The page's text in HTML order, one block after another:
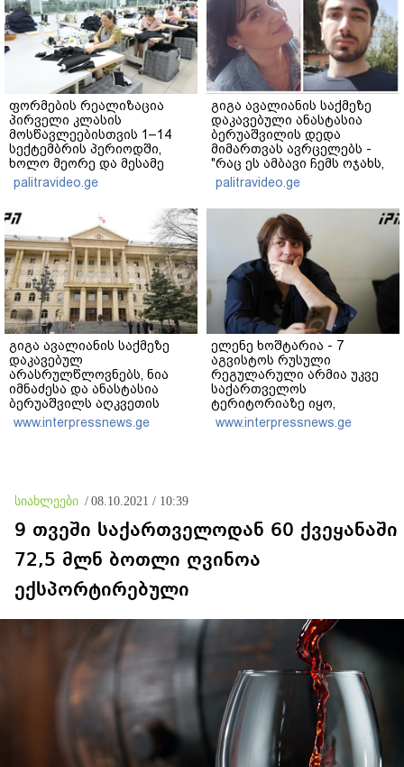
ფორმების რეალიზაცია
პირველი კლასის
მოსწავლეებისთვის 1–14
სექტემბრის პერიოდში,
ხოლო მეორე და მესამე
ეტაპებზე...
palitravideo.ge
გიგა ავალიანის საქმეზე
დაკავებული ანასტასია
ბერუაშვილის დედა
მიმართვას ავრცელებს -
"რაც ეს ამბავი ჩემს ოჯახს,
ჩემს ანასტასიას გადახდა
თავს, მის მერე მე მე არ
ვარ"
palitravideo.ge
გიგა ავალიანის საქმეზე
დაკავებულ
არასრულწლოვნებს, ნია
იმნაძესა და ანასტასია
ბერუაშვილს აღკვეთის
ღონისძიების სახით
პატიმრობა შეეფარდათ
www.interpressnews.ge
ელენე ხოშტარია - 7
აგვისტოს რუსული
რეგულარული არმია უკვე
საქართველოს
ტერიტორიაზე იყო,
გვქონდა მსხვერპლი - ვერც
რუსები და ვერც ქართველი
www.interpressnews.ge
სიახლეები / 08.10.2021 / 10:39
9 თვეში საქართველოდან 60 ქვეყანაში
72,5 მლნ ბოთლი ღვინოა
ექსპორტირებული